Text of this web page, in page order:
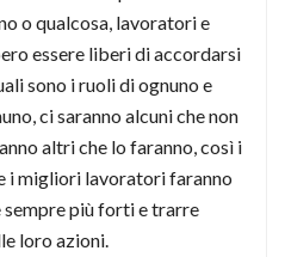
o qualcosa, lavoratori e
essere liberi di accordarsi
sono i ruoli di ognuno e
ci saranno alcuni che non
altri che lo faranno, così i
i migliori lavoratori faranno
più forti e trarre
loro azioni.